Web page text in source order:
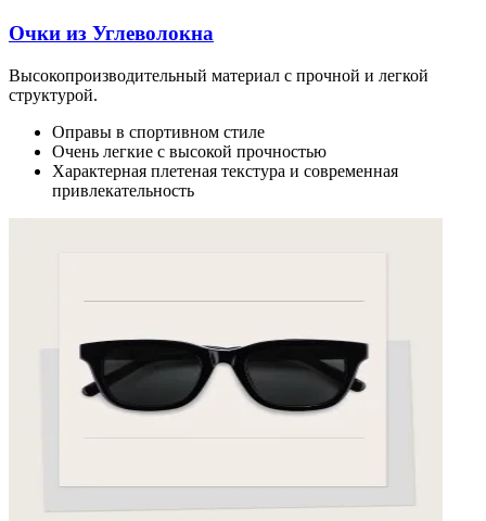
Очки из Углеволокна
Высокопроизводительный материал с прочной и легкой
структурой.
Оправы в спортивном стиле
Очень легкие с высокой прочностью
Характерная плетеная текстура и современная
привлекательность